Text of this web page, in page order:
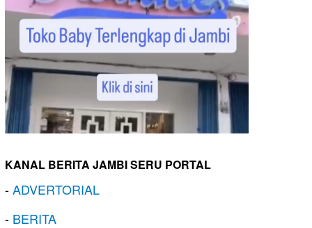
KANAL BERITA JAMBI SERU PORTAL
-ADVERTORIAL
- BERITA